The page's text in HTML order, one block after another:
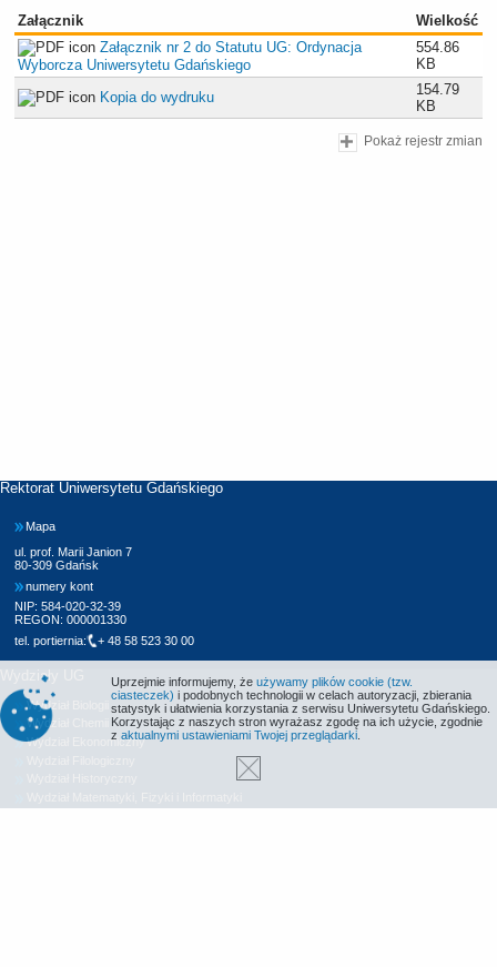
Załącznik
Wielkość
Załącznik nr 2 do Statutu UG: Ordynacja
Wyborcza Uniwersytetu Gdańskiego
554.86
KB
Kopia do wydruku
154.79
KB
Pokaż rejestr zmian
Rektorat Uniwersytetu Gdańskiego
Mapa
ul. prof. Marii Janion 7
80-309 Gdańsk
numery kont
NIP: 584-020-32-39
REGON: 000001330
tel. portiernia:
+ 48 58 523 30 00
Wydziały UG
Wydział Biologii
Wydział Chemii
Wydział Ekonomiczny
Uprzejmie informujemy, że używamy plików cookie (tzw.
ciasteczek) i podobnych technologii w celach autoryzacji, zbierania
statystyk i ułatwienia korzystania z serwisu Uniwersytetu Gdańskiego.
Korzystając z naszych stron wyrażasz zgodę na ich użycie, zgodnie
z aktualnymi ustawieniami Twojej przeglądarki